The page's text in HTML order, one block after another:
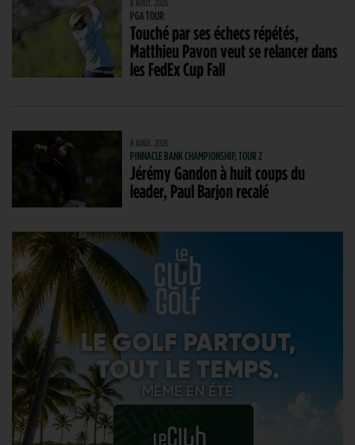
8 AOÛT. 2026
PGA TOUR
Touché par ses échecs répétés,
Matthieu Pavon veut se relancer dans
les FedEx Cup Fall
8 AOÛT. 2026
PINNACLE BANK CHAMPIONSHIP, TOUR 2
Jérémy Gandon à huit coups du
leader, Paul Barjon recalé